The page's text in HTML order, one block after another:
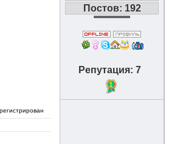
Постов: 192
Репутация: 7
1